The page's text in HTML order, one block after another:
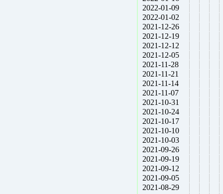
2022-01-09
2022-01-02
2021-12-26
2021-12-19
2021-12-12
2021-12-05
2021-11-28
2021-11-21
2021-11-14
2021-11-07
2021-10-31
2021-10-24
2021-10-17
2021-10-10
2021-10-03
2021-09-26
2021-09-19
2021-09-12
2021-09-05
2021-08-29